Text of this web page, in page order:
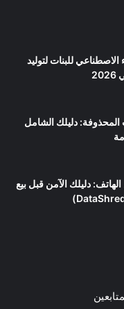
الاصطناعي للبنات لتوليد
دليلك الشامل
دليلك الآمن قبل بيع